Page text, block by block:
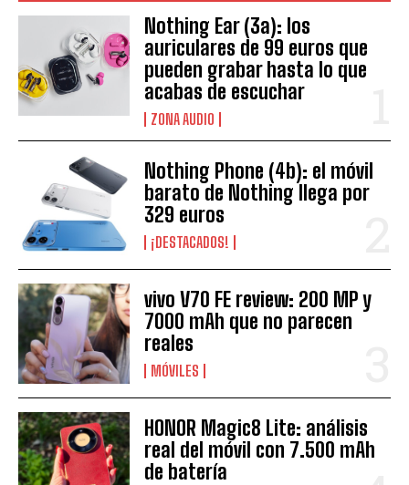
Nothing Ear (3a): los
auriculares de 99 euros que
pueden grabar hasta lo que
acabas de escuchar
ZONA AUDIO
Nothing Phone (4b): el móvil
barato de Nothing llega por
329 euros
¡DESTACADOS!
vivo V70 FE review: 200 MP y
7000 mAh que no parecen
reales
MÓVILES
HONOR Magic8 Lite: análisis
real del móvil con 7.500 mAh
de batería